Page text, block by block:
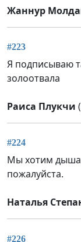
Жаннур
#223
Я подписываю
золоотвала
Раиса Плукчи
#224
Мы хотим
пожалуйста.
Наталья
#226